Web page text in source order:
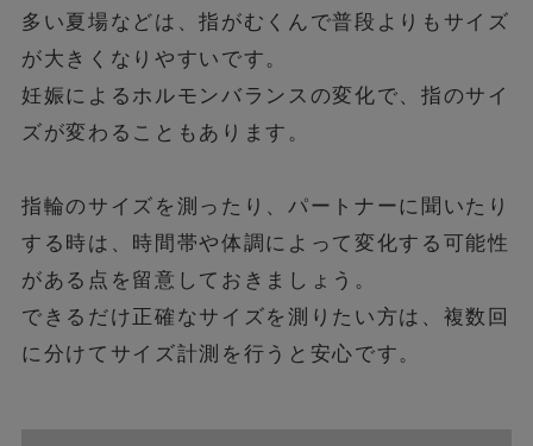
多い夏場などは、指がむくんで普段よりもサイズ
が大きくなりやすいです。
妊娠によるホルモンバランスの変化で、指のサイ
ズが変わることもあります。
指輪のサイズを測ったり、パートナーに聞いたり
する時は、時間帯や体調によって変化する可能性
がある点を留意しておきましょう。
できるだけ正確なサイズを測りたい方は、複数回
に分けてサイズ計測を行うと安心です。